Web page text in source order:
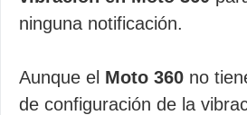
ninguna notificación.
Aunque el Moto 360 no
de configuración de la